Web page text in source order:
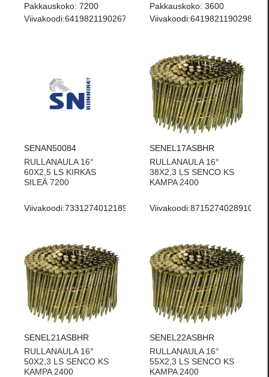
Pakkauskoko: 7200
Viivakoodi:6419821190267
Pakkauskoko: 3600
Viivakoodi:6419821190298
SENAN50084
RULLANAULA 16°
60X2,5 LS KIRKAS
SILEÄ 7200
Viivakoodi:7331274012189
SENEL17ASBHR
RULLANAULA 16°
38X2,3 LS SENCO KS
KAMPA 2400
Viivakoodi:8715274028910
SENEL21ASBHR
RULLANAULA 16°
50X2,3 LS SENCO KS
KAMPA 2400
SENEL22ASBHR
RULLANAULA 16°
55X2,3 LS SENCO KS
KAMPA 2400